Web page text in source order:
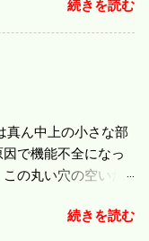
から一度は乗って
条刈りの100㎰で作
儲かるというのが
る。 後で選別するの
に選別するやり方
た。 今年は酒米30
が3袋出る。 1.85ｍ
の作況指数は98だと
しいと思うが こん
という米を扱う会
カの被害と トリプル
続きを読む
真ん中上の小さな部
で機能不全になっ
の丸い穴の空いた
なっている。 シャ
続きを読む